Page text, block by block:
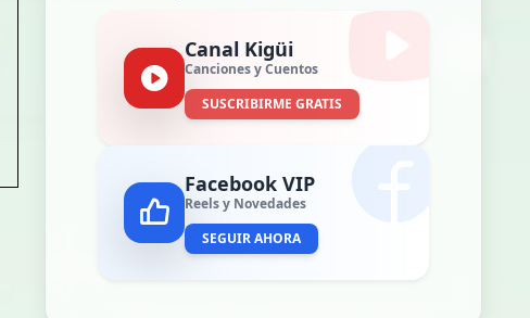
Canal Kigüi
Canciones y Cuentos
SUSCRIBIRME GRATIS
Facebook VIP
Reels y Novedades
SEGUIR AHORA